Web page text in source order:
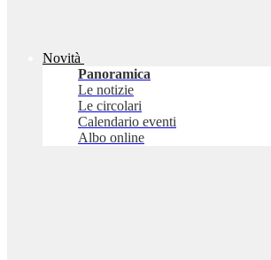
Novità
Panoramica
Le notizie
Le circolari
Calendario eventi
Albo online